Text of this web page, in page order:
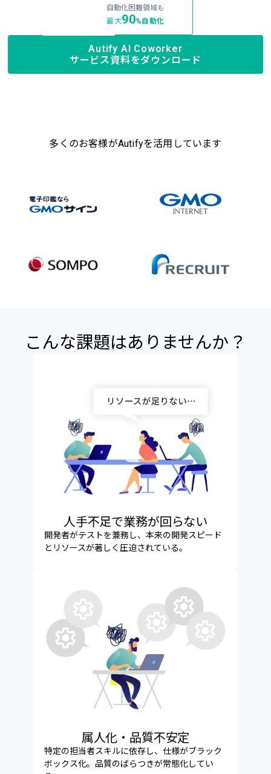
自動化困難領域も
最大90%自動化
Autify AI Coworker
サービス資料をダウンロード
多くのお客様がAutifyを活用しています
こんな課題はありませんか？
人手不足で業務が回らない
開発者がテストを兼務し、本来の開発スピード
とリソースが著しく圧迫されている。
属人化・品質不安定
特定の担当者スキルに依存し、仕様がブラック
ボックス化。品質のばらつきが常態化してい